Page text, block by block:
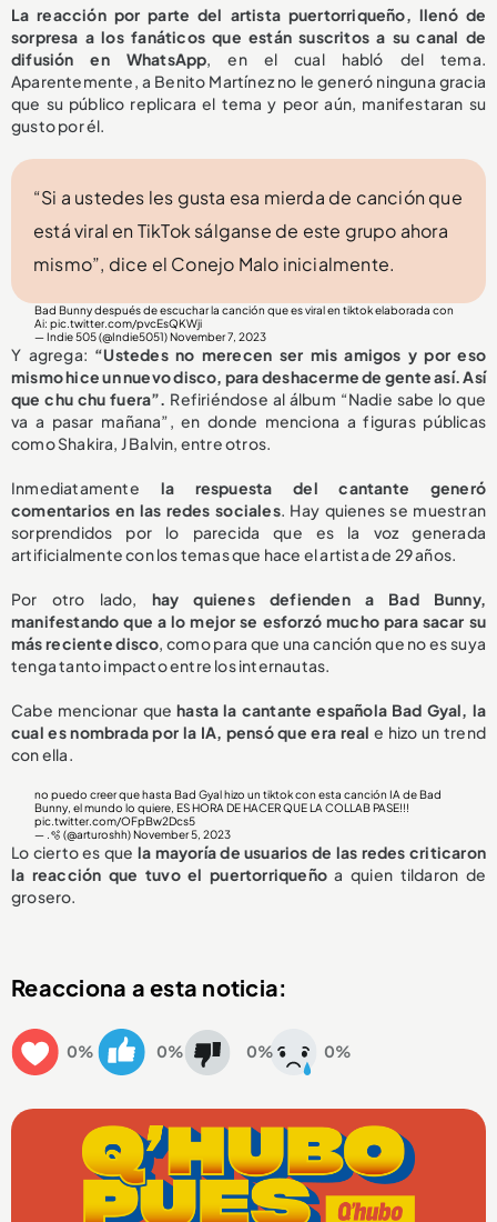
La reacción por parte del artista puertorriqueño, llenó de
sorpresa a los fanáticos que están suscritos a su canal de
difusión en WhatsApp, en el cual habló del tema.
Aparentemente, a Benito Martínez no le generó ninguna gracia
que su público replicara el tema y peor aún, manifestaran su
gusto por él.
“Si a ustedes les gusta esa mierda de canción que
está viral en TikTok sálganse de este grupo ahora
mismo”, dice el Conejo Malo inicialmente.
Bad Bunny después de escuchar la canción que es viral en tiktok elaborada con
Ai:pic.twitter.com/pvcEsQKWji
— Indie 505 (@Indie5051)November 7, 2023
Y agrega: “Ustedes no merecen ser mis amigos y por eso
mismo hice un nuevo disco, para deshacerme de gente así. Así
que chu chu fuera”. Refiriéndose al álbum “Nadie sabe lo que
va a pasar mañana”, en donde menciona a figuras públicas
como Shakira, J Balvin, entre otros.
Inmediatamente la respuesta del cantante generó
comentarios en las redes sociales. Hay quienes se muestran
sorprendidos por lo parecida que es la voz generada
artificialmente con los temas que hace el artista de 29 años.
Por otro lado, hay quienes defienden a Bad Bunny,
manifestando que a lo mejor se esforzó mucho para sacar su
más reciente disco, como para que una canción que no es suya
tenga tanto impacto entre los internautas.
Cabe mencionar quehasta la cantante española Bad Gyal, la
cual es nombrada por la IA, pensó que era real e hizo un trend
con ella.
no puedo creer que hasta Bad Gyal hizo un tiktok con esta canción IA de Bad
Bunny, el mundo lo quiere, ES HORA DE HACER QUE LA COLLAB PASE!!!
pic.twitter.com/OFpBw2Dcs5
— .🫧 (@arturoshh)November 5, 2023
Lo cierto es que la mayoría de usuarios de las redes criticaron
la reacción que tuvo el puertorriqueñoa quien tildaron de
grosero.
Reacciona a esta noticia:
0% 0% 0% 0%